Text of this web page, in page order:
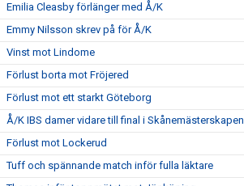
Emilia Cleasby förlänger med Å/K
Emmy Nilsson skrev på för Å/K
Vinst mot Lindome
Förlust borta mot Fröjered
Förlust mot ett starkt Göteborg
Å/K IBS damer vidare till final i Skånemästerskapen
Förlust mot Lockerud
Tuff och spännande match inför fulla läktare